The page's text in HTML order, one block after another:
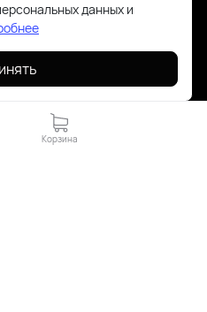
Корзина
данных и